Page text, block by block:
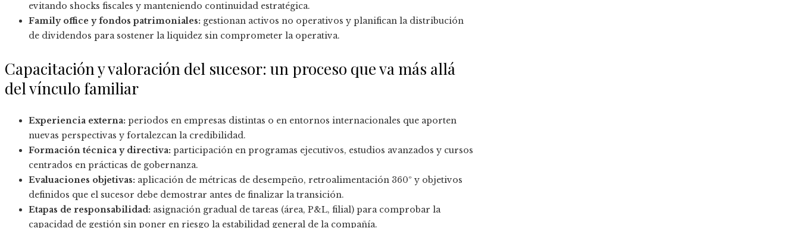
evitando shocks fiscales y manteniendo continuidad estratégica.
Family office y fondos patrimoniales: gestionan activos no operativos y planifican la distribución
de dividendos para sostener la liquidez sin comprometer la operativa.
Capacitación y valoración del sucesor: un proceso que va más allá
del vínculo familiar
Experiencia externa: periodos en empresas distintas o en entornos internacionales que aporten
nuevas perspectivas y fortalezcan la credibilidad.
Formación técnica y directiva: participación en programas ejecutivos, estudios avanzados y cursos
centrados en prácticas de gobernanza.
Evaluaciones objetivas: aplicación de métricas de desempeño, retroalimentación 360º y objetivos
definidos que el sucesor debe demostrar antes de finalizar la transición.
Etapas de responsabilidad: asignación gradual de tareas (área, P&L, filial) para comprobar la
capacidad de gestión sin poner en riesgo la estabilidad general de la compañía.